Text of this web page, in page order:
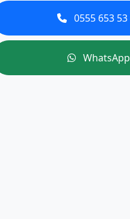
0555 653 53
WhatsApp